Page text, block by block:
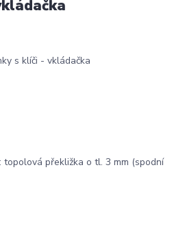
topolová překližka o tl. 3 mm (spodní